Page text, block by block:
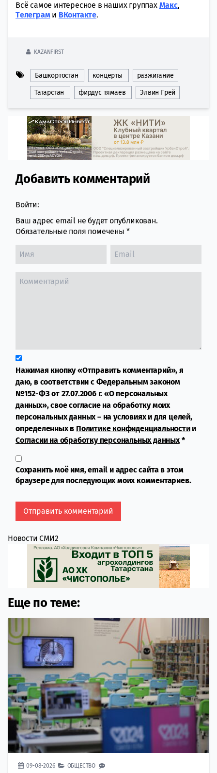
Всё самое интересное в наших группах Макс,
Tелеграми ВКонтакте.
KAZANFIRST
Башкортостан концерты разжигание
Татарстан фирдус тямаев Элвин Грей
Comment section
Добавить комментарий
Войти:
Ваш адрес email не будет опубликован.
Обязательные поля помечены *
Нажимая кнопку «Отправить комментарий», я
даю, в соответствии с Федеральным законом
№152-ФЗ от 27.07.2006 г. «О персональных
данных», свое согласие на обработку моих
персональных данных – на условиях и для целей,
определенных в Политике конфиденциальностии
Согласии на обработку персональных данных*
Сохранить моё имя, email и адрес сайта в этом
браузере для последующих моих комментариев.
Новости СМИ2
Еще по теме:
09-08-2026 ОБЩЕСТВО